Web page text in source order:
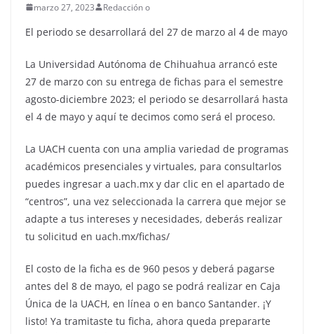
marzo 27, 2023 Redacción o
El periodo se desarrollará del 27 de marzo al 4 de mayo
La Universidad Autónoma de Chihuahua arrancó este
27 de marzo con su entrega de fichas para el semestre
agosto-diciembre 2023; el periodo se desarrollará hasta
el 4 de mayo y aquí te decimos como será el proceso.
La UACH cuenta con una amplia variedad de programas
académicos presenciales y virtuales, para consultarlos
puedes ingresar a uach.mx y dar clic en el apartado de
“centros”, una vez seleccionada la carrera que mejor se
adapte a tus intereses y necesidades, deberás realizar
tu solicitud en uach.mx/fichas/
El costo de la ficha es de 960 pesos y deberá pagarse
antes del 8 de mayo, el pago se podrá realizar en Caja
Única de la UACH, en línea o en banco Santander. ¡Y
listo! Ya tramitaste tu ficha, ahora queda prepararte